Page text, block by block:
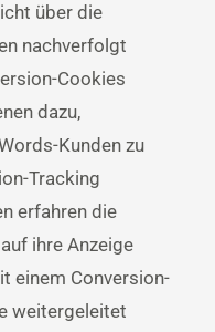
über die
nachverfolgt
Cookies
dazu,
Kunden zu
Tracking
erfahren die
ihre Anzeige
einem Conversion-
weitergeleitet